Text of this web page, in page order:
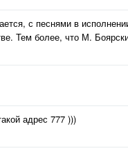
с песнями в
Тем более, что М.
адрес 777 )))